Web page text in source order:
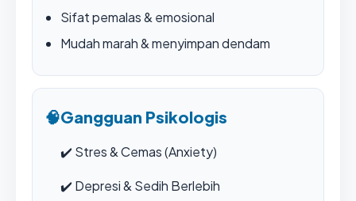
Sifat pemalas & emosional
Mudah marah & menyimpan dendam
🧠Gangguan Psikologis
✔️ Stres & Cemas (Anxiety)
✔️ Depresi & Sedih Berlebih